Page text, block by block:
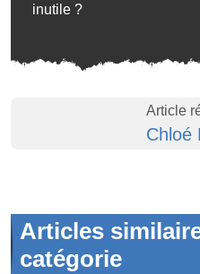
inutile ?
Article
Chloé
Articles
catégorie